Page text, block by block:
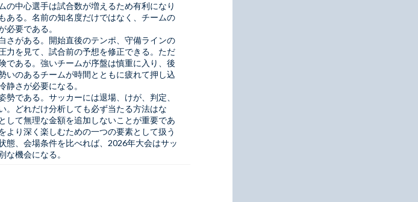
の中心選手は試合数が増えるため有利になり
ある。名前の知名度だけではなく、チームの
要である。
さがある。開始直後のテンポ、守備ラインの
力を見て、試合前の予想を修正できる。ただ
である。強いチームが序盤は慎重に入り、後
いのあるチームが時間とともに疲れて押し込
静さが必要になる。
である。サッカーには退場、けが、判定、
。どれだけ分析しても必ず当たる方法はな
して無理な金額を追加しないことが重要であ
より深く楽しむための一つの要素として扱う
態、会場条件を比べれば、2026年大会はサッ
な機会になる。